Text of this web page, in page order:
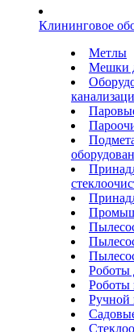
Клининговое
Метлы
Мешки
Роботы
Роботы
Ручной